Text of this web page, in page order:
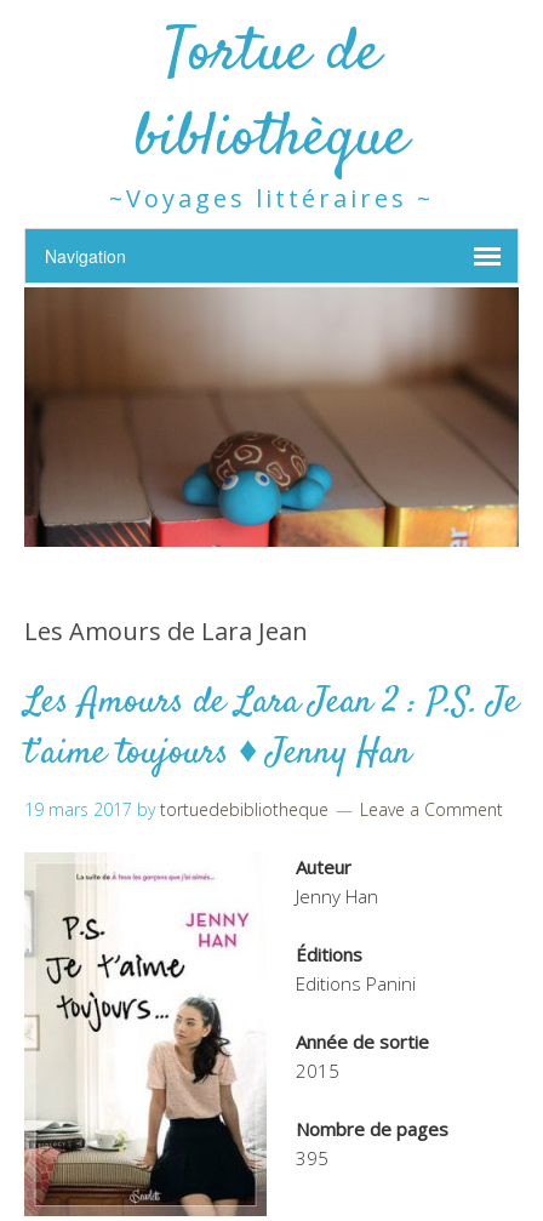
Tortue de
bibliothèque
~Voyages littéraires ~
Les Amours de Lara Jean
Les Amours de Lara Jean 2 : P.S. Je
t’aime toujours ♦ Jenny Han
19 mars 2017 bytortuedebibliotheque Leave a Comment
Auteur
Jenny Han
Éditions
Editions Panini
Année de sortie
2015
Nombre de pages
395